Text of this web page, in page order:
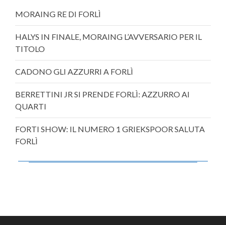
MORAING RE DI FORLÌ
HALYS IN FINALE, MORAING L’AVVERSARIO PER IL
TITOLO
CADONO GLI AZZURRI A FORLÌ
BERRETTINI JR SI PRENDE FORLÌ: AZZURRO AI
QUARTI
FORTI SHOW: IL NUMERO 1 GRIEKSPOOR SALUTA
FORLÌ